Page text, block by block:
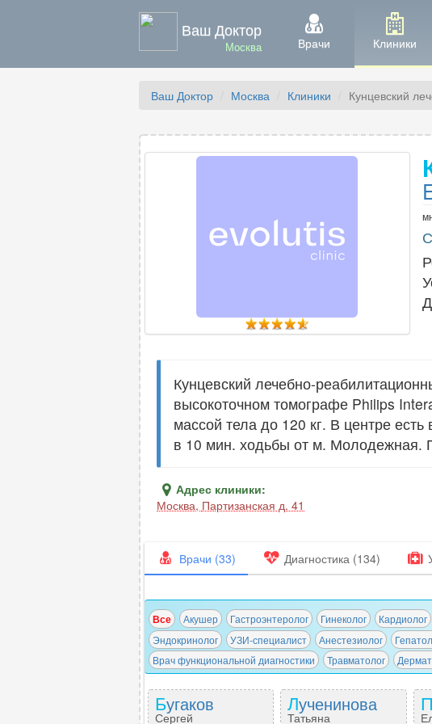
Ваш Доктор
Москва Врачи Клиники
Ваш Доктор Москва Клиники Кунцевский
Кунцевский лечебно-
высокоточном томографе Philips
массой тела до 120 кг. В центре
в 10 мин. ходьбы от м. Молодежная.
Адрес клиники:
Москва, Партизанская д. 41
Врачи (33) Диагностика (134)
Все Акушер Гастроэнтеролог Гинеколог Кардиолог
Эндокринолог
УЗИ-специалист Анестезиолог
Врач функциональной диагностики
Травматолог
Бугаков
Сергей
Лученинова
Татьяна